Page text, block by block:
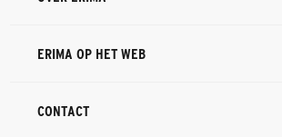
ERIMA OP HET WEB
CONTACT